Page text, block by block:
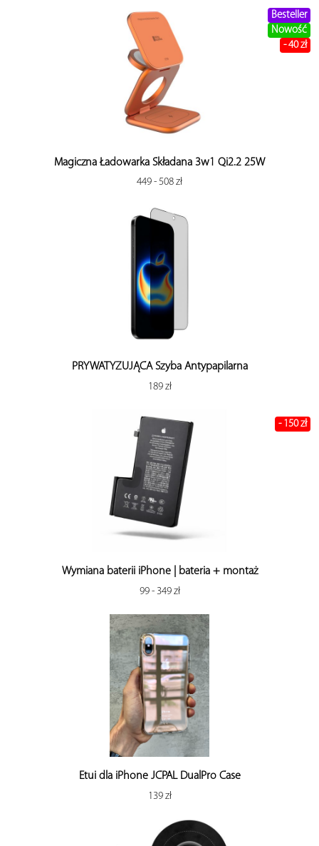
Besteller
Nowość
- 40 zł
Magiczna Ładowarka Składana 3w1 Qi2.2 25W
449 - 508 zł
PRYWATYZUJĄCA Szyba Antypapilarna
189 zł
- 150 zł
Wymiana baterii iPhone | bateria + montaż
99 - 349 zł
Etui dla iPhone JCPAL DualPro Case
139 zł